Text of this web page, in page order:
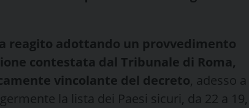
reagito adottando un provvedimento
contestata dal Tribunale di Roma,
vincolante del decreto, adesso a
la lista dei Paesi sicuri, da 22 a 19,